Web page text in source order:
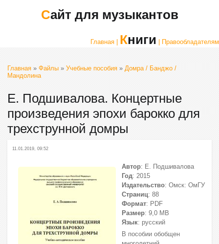
Сайт для музыкантов
Главная | Книги | Правообладателям
Главная » Файлы » Учебные пособия » Домра / Банджо /
Мандолина
Е. Подшивалова. Концертные
произведения эпохи барокко для
трехструнной домры
11.01.2019, 09:52
Автор: Е. Подшивалова
Год: 2015
Издательство: Омск: ОмГУ
Страниц: 88
Формат: PDF
Размер: 9,0 МВ
Язык: русский
В пособии обобщен